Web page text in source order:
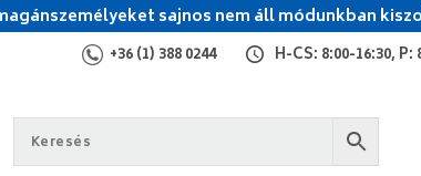
sajnos nem áll módunkban
+36 (1) 388 0244 H-CS: 8:00-16:30, P: